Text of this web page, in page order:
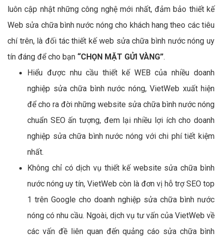
luôn cập nhật những công nghệ mới nhất, đảm bảo thiết kế
Web sửa chữa bình nước nóng cho khách hang theo các tiêu
chí trên, là đối tác thiết kế web sửa chữa bình nước nóng uy
tín đáng để cho bạn “CHỌN MẶT GỬI VÀNG”.
Hiểu được nhu cầu thiết kế WEB của nhiều doanh
nghiệp sửa chữa bình nước nóng, VietWeb xuất hiện
để cho ra đời những website sửa chữa bình nước nóng
chuẩn SEO ấn tượng, đem lại nhiều lợi ích cho doanh
nghiệp sửa chữa bình nước nóng với chi phí tiết kiệm
nhất.
Không chỉ có dịch vụ thiết kế website sửa chữa bình
nước nóng uy tín, VietWeb còn là đơn vị hỗ trợ SEO top
1 trên Google cho doanh nghiệp sửa chữa bình nước
nóng có nhu cầu. Ngoài, dịch vụ tư vấn của VietWeb về
các vấn đề liên quan đến quảng cáo sửa chữa bình